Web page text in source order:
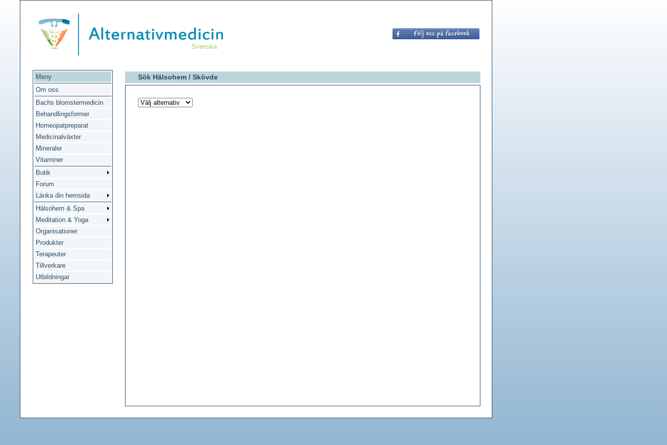
Svenska
Meny
Om oss
Bachs blomstermedicin
Behandlingsformer
Homeopatpreparat
Medicinalväxter
Mineraler
Vitaminer
Butik
Forum
Länka din hemsida
Hälsohem & Spa
Meditation & Yoga
Organisationer
Produkter
Terapeuter
Tillverkare
Utbildningar
Sök Hälsohem / Skövde